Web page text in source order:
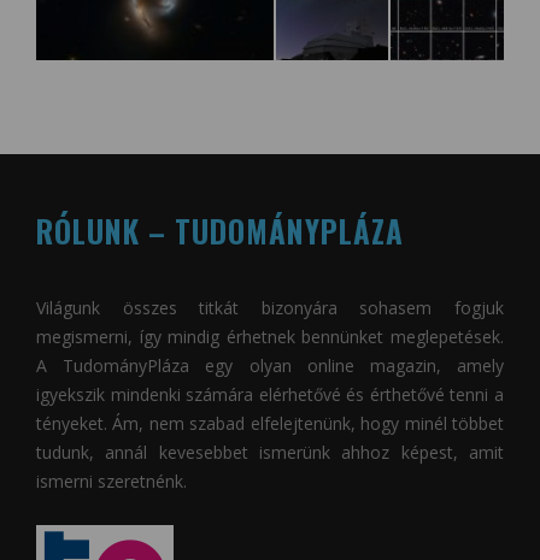
RÓLUNK – TUDOMÁNYPLÁZA
Világunk összes titkát bizonyára sohasem fogjuk
megismerni, így mindig érhetnek bennünket meglepetések.
A TudományPláza egy olyan online magazin, amely
igyekszik mindenki számára elérhetővé és érthetővé tenni a
tényeket. Ám, nem szabad elfelejtenünk, hogy minél többet
tudunk, annál kevesebbet ismerünk ahhoz képest, amit
ismerni szeretnénk.